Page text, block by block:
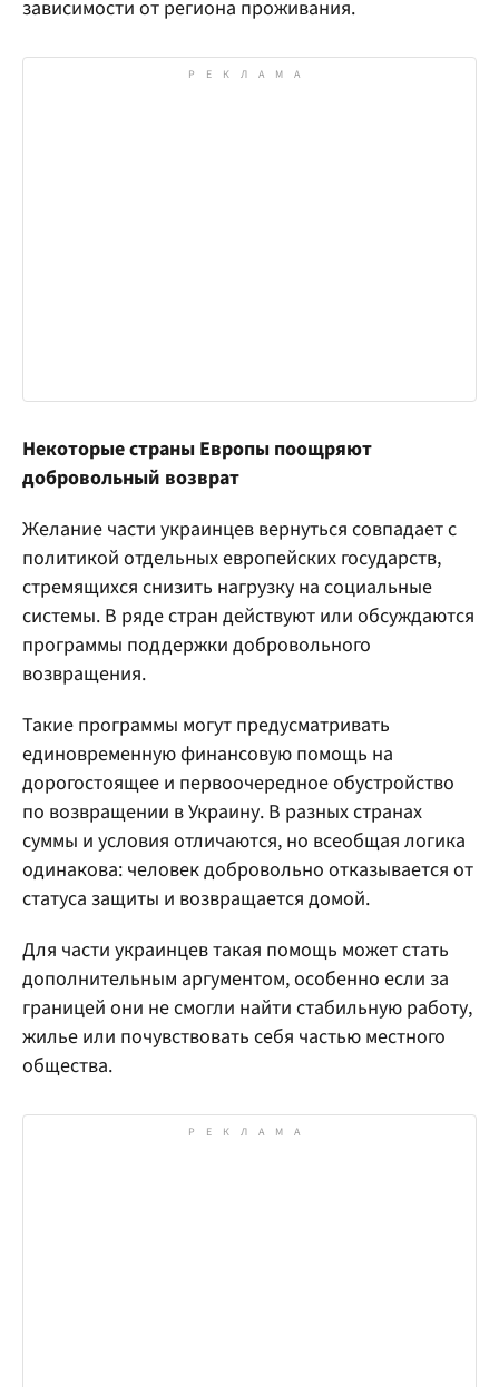
зависимости от региона проживания.
Некоторые страны Европы поощряют
добровольный возврат
Желание части украинцев вернуться совпадает с
политикой отдельных европейских государств,
стремящихся снизить нагрузку на социальные
системы. В ряде стран действуют или обсуждаются
программы поддержки добровольного
возвращения.
Такие программы могут предусматривать
единовременную финансовую помощь на
дорогостоящее и первоочередное обустройство
по возвращении в Украину. В разных странах
суммы и условия отличаются, но всеобщая логика
одинакова: человек добровольно отказывается от
статуса защиты и возвращается домой.
Для части украинцев такая помощь может стать
дополнительным аргументом, особенно если за
границей они не смогли найти стабильную работу,
жилье или почувствовать себя частью местного
общества.